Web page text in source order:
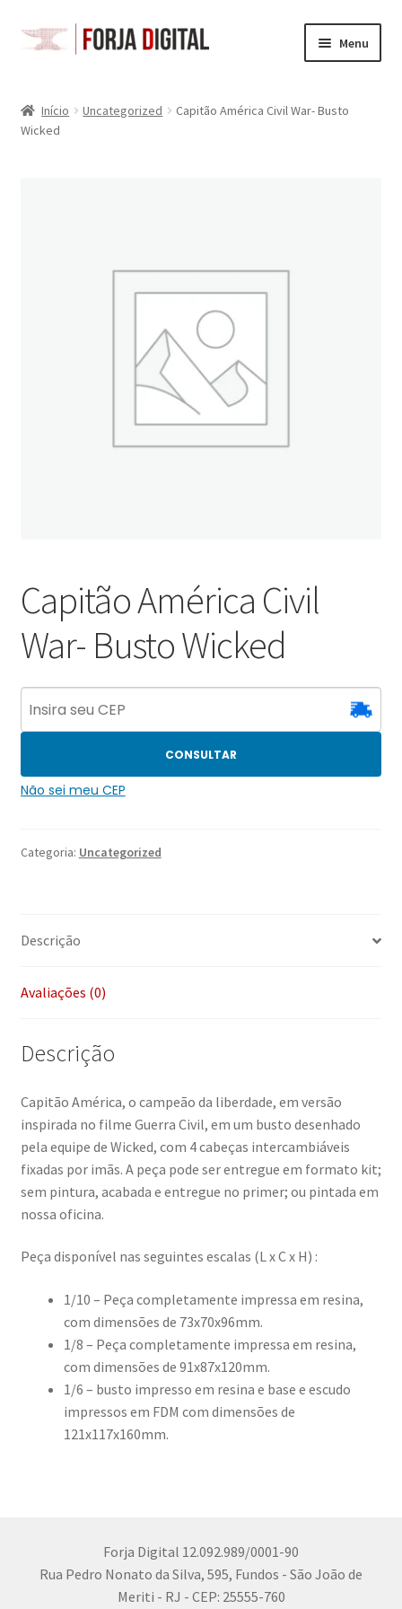
Pular
para
Pular
para
conteúdo
Menu
Carrinho
Início Uncategorized
Capitão América Civil War- Busto
Wicked
Capitão América Civil
War- Busto Wicked
CONSULTAR
Não sei meu CEP
Categoria: Uncategorized
Descrição
Avaliações (0)
Descrição
Capitão América, o campeão da liberdade, em versão
inspirada no filme Guerra Civil, em um busto desenhado
pela equipe de Wicked, com 4 cabeças intercambiáveis
fixadas por imãs. A peça pode ser entregue em formato kit;
sem pintura, acabada e entregue no primer; ou pintada em
nossa oficina.
Peça disponível nas seguintes escalas (L x C x H) :
1/10 – Peça completamente impressa em resina,
com dimensões de 73x70x96mm.
1/8 – Peça completamente impressa em resina,
com dimensões de 91x87x120mm.
1/6 – busto impresso em resina e base e escudo
impressos em FDM com dimensões de
121x117x160mm.
Forja Digital 12.092.989/0001-90
Rua Pedro Nonato da Silva, 595, Fundos - São João de
Meriti - RJ - CEP: 25555-760